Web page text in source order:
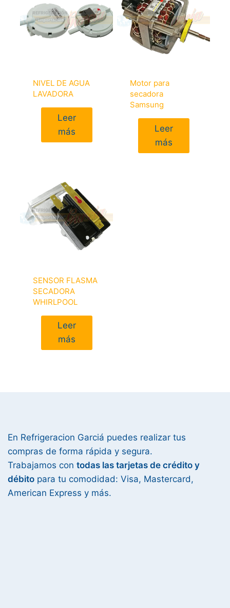
NIVEL DE AGUA
LAVADORA
Leer
más
Motor para
secadora
Samsung
Leer
más
SENSOR FLASMA
SECADORA
WHIRLPOOL
Leer
más
En Refrigeracion Garciá puedes realizar tus
compras de forma rápida y segura.
Trabajamos con todas las tarjetas de crédito y
débito para tu comodidad: Visa, Mastercard,
American Express y más.